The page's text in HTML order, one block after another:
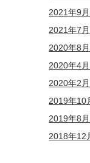
2021年9月
2021年7月
2020年8月
2020年4月
2020年2月
2019年10
2019年8月
2018年12